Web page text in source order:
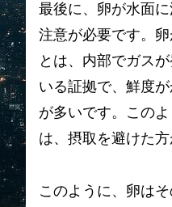
最後に、卵が水面
注意が必要です。
とは、内部でガス
いる証拠で、鮮度
が多いです。この
は、摂取を避けた方
このように、卵は